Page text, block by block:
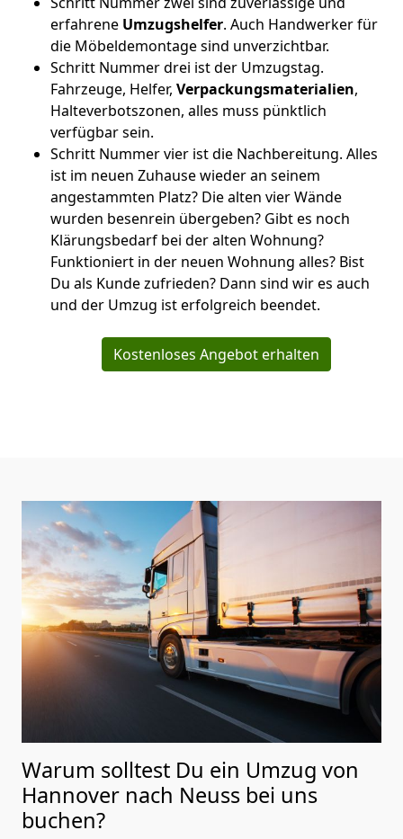
erfahrene Umzugshelfer. Auch Handwerker für
die Möbeldemontage sind unverzichtbar.
Schritt Nummer drei ist der Umzugstag.
Fahrzeuge, Helfer, Verpackungsmaterialien,
Halteverbotszonen, alles muss pünktlich
verfügbar sein.
Schritt Nummer vier ist die Nachbereitung. Alles
ist im neuen Zuhause wieder an seinem
angestammten Platz? Die alten vier Wände
wurden besenrein übergeben? Gibt es noch
Klärungsbedarf bei der alten Wohnung?
Funktioniert in der neuen Wohnung alles? Bist
Du als Kunde zufrieden? Dann sind wir es auch
und der Umzug ist erfolgreich beendet.
Kostenloses Angebot erhalten
Warum solltest Du ein Umzug von
Hannover nach Neuss bei uns
buchen?